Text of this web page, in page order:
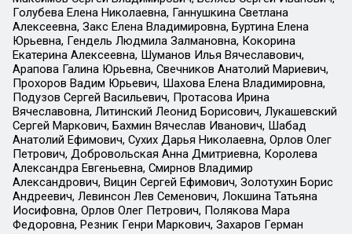
Голубева Елена Николаевна, Ганнушкина Светлана
Алексеевна, Закс Елена Владимировна, Буртина Елена
Юрьевна, Гендель Людмила Залмановна, Кокорина
Екатерина Алексеевна, Шуманов Илья Вячеславович,
Арапова Галина Юрьевна, Свечников Анатолий Мариевич,
Прохоров Вадим Юрьевич, Шахова Елена Владимировна,
Подузов Сергей Васильевич, Протасова Ирина
Вячеславовна, Литинский Леонид Борисович, Лукашевский
Сергей Маркович, Бахмин Вячеслав Иванович, Шабад
Анатолий Ефимович, Сухих Дарья Николаевна, Орлов Олег
Петрович, Добровольская Анна Дмитриевна, Королева
Александра Евгеньевна, Смирнов Владимир
Александрович, Вицин Сергей Ефимович, Золотухин Борис
Андреевич, Левинсон Лев Семенович, Локшина Татьяна
Иосифовна, Орлов Олег Петрович, Полякова Мара
Федоровна, Резник Генри Маркович, Захаров Герман